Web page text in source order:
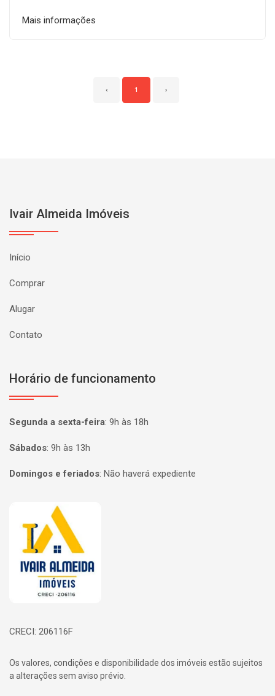
Mais informações
‹ 1 ›
Ivair Almeida Imóveis
Início
Comprar
Alugar
Contato
Horário de funcionamento
Segunda a sexta-feira: 9h às 18h
Sábados: 9h às 13h
Domingos e feriados: Não haverá expediente
Página inicial
CRECI: 206116F
Os valores, condições e disponibilidade dos imóveis estão sujeitos
a alterações sem aviso prévio.